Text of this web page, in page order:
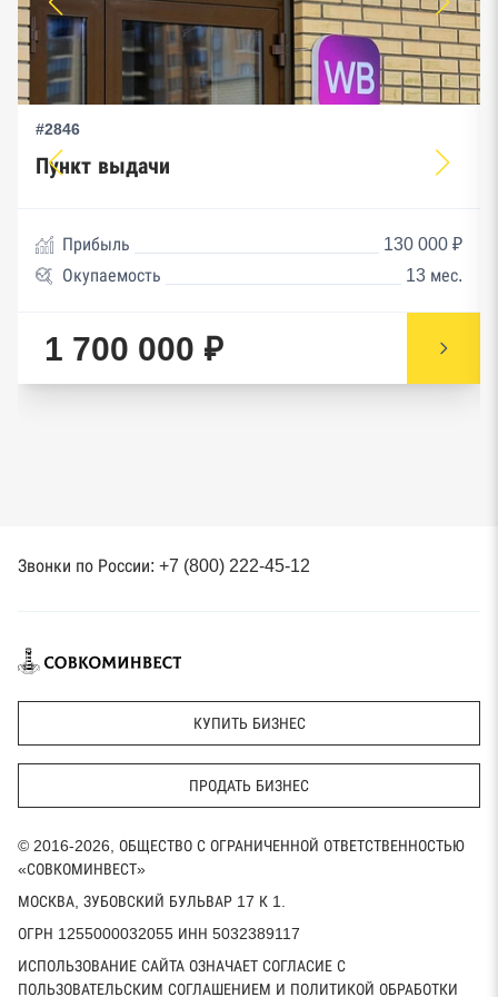
#2846
Пункт выдачи
Прибыль
130 000 ₽
Окупаемость
13 мес.
1 700 000 ₽
Звонки по России: +7 (800) 222-45-12
КУПИТЬ БИЗНЕС
ПРОДАТЬ БИЗНЕС
© 2016-2026, ОБЩЕСТВО С ОГРАНИЧЕННОЙ ОТВЕТСТВЕННОСТЬЮ
«СОВКОМИНВЕСТ»
МОСКВА, ЗУБОВСКИЙ БУЛЬВАР 17 К 1.
ОГРН 1255000032055 ИНН 5032389117
ИСПОЛЬЗОВАНИЕ САЙТА ОЗНАЧАЕТ СОГЛАСИЕ С
ПОЛЬЗОВАТЕЛЬСКИМ СОГЛАШЕНИЕМ И ПОЛИТИКОЙ ОБРАБОТКИ